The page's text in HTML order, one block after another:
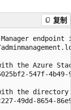
复制
Manager
the Azure
547f-4b49-
the
49dd-8654-